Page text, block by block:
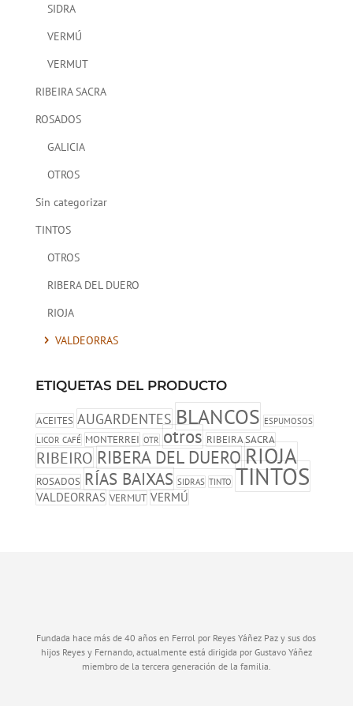
SIDRA
VERMÚ
VERMUT
RIBEIRA SACRA
ROSADOS
GALICIA
OTROS
Sin categorizar
TINTOS
OTROS
RIBERA DEL DUERO
RIOJA
VALDEORRAS
ETIQUETAS DEL PRODUCTO
ACEITES AUGARDENTES BLANCOS ESPUMOSOS
LICOR CAFÉ MONTERREI OTR otros RIBEIRA SACRA
RIBEIRO RIBERA DEL DUERORIOJA
ROSADOS RÍAS BAIXAS SIDRAS TINTO TINTOS
VALDEORRAS VERMUT VERMÚ
Fundada hace más de 40 años en Ferrol por Reyes Yáñez Paz y sus dos
hijos Reyes y Fernando, actualmente está dirigida por Gustavo Yáñez
miembro de la tercera generación de la familia.